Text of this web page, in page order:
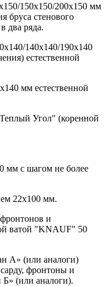
150х150/200х150 мм
бруса стенового
два ряда.
140х140/190х140
естественной
мм естественной
Угол" (коренной
мм с шагом не более
22х100 мм.
и
ватой "KNAUF" 50
А» (или аналоги)
фронтоны и
Б» (или аналоги).